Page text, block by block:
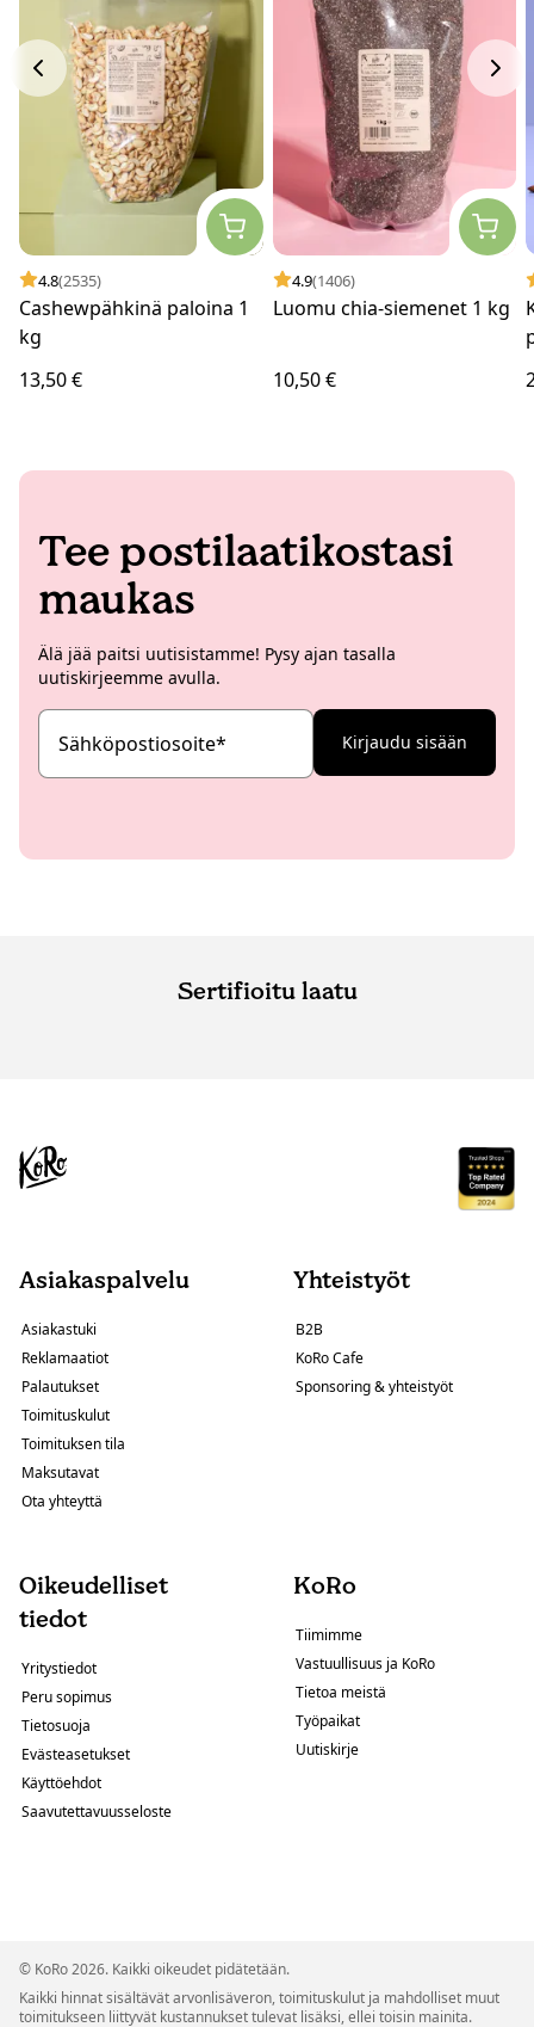
4.8(2535)
Cashewpähkinä paloina 1
kg
13,50 €
4.9(1406)
Luomu chia-siemenet 1 kg
10,50 €
Tee postilaatikostasi
maukas
Älä jää paitsi uutisistamme! Pysy ajan tasalla
uutiskirjeemme avulla.
Sähköpostiosoite* Kirjaudu sisään
Sertifioitu laatu
Asiakaspalvelu
Asiakastuki
Reklamaatiot
Palautukset
Toimituskulut
Toimituksen tila
Maksutavat
Ota yhteyttä
Yhteistyöt
B2B
KoRo Cafe
Sponsoring & yhteistyöt
Oikeudelliset
tiedot
Yritystiedot
Peru sopimus
Tietosuoja
Evästeasetukset
Käyttöehdot
Saavutettavuusseloste
KoRo
Tiimimme
Vastuullisuus ja KoRo
Tietoa meistä
Työpaikat
Uutiskirje
© KoRo 2026. Kaikki oikeudet pidätetään.
Kaikki hinnat sisältävät arvonlisäveron, toimituskulut ja mahdolliset muut
toimitukseen liittyvät kustannukset tulevat lisäksi, ellei toisin mainita.